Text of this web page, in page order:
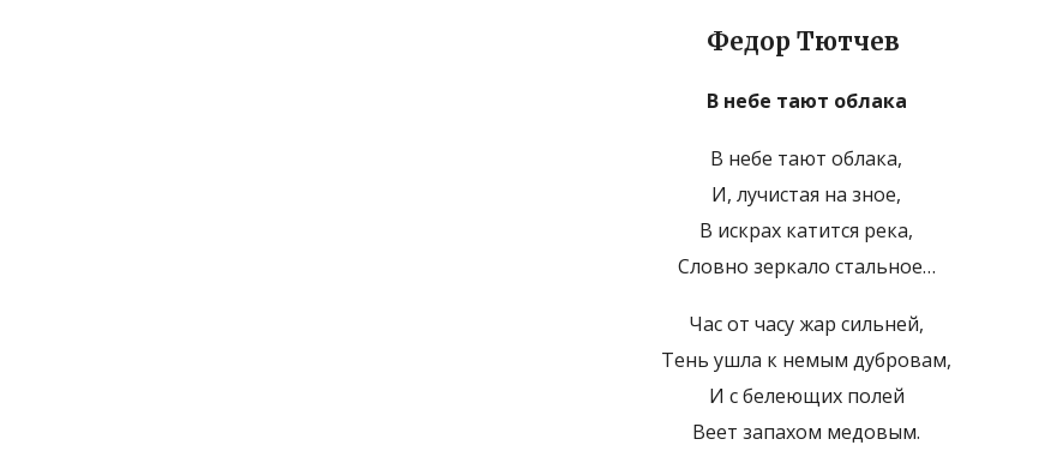
Федор Тютчев
В небе тают облака
В небе тают облака,
И, лучистая на зное,
В искрах катится река,
Словно зеркало стальное…
Час от часу жар сильней,
Тень ушла к немым дубровам,
И с белеющих полей
Веет запахом медовым.